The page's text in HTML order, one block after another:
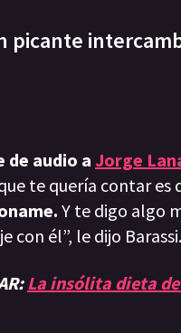
de audio a Jorge
te quería contar
Y te digo algo
con él”, le dijo Barassi.
La insólita dieta